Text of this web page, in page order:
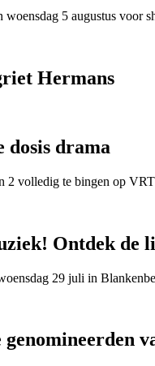
5 augustus voor
Hermans
dosis drama
2 volledig te bingen op
Ontdek de
29 juli in
genomineerden